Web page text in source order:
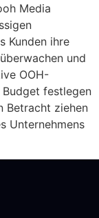
Media
Kunden ihre
und
OOH-
Budget festlegen
Betracht ziehen
Unternehmens